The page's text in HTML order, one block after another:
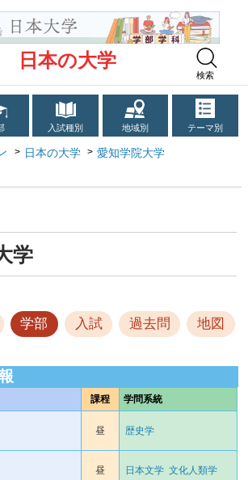
日本の大学
検索
入試種別 地域別 テーマ別
日本の大学
愛知学院大学
学
学部 入試 過去問 地図
課程 学問系統
昼 歴史学
昼 日本文学 文化人類学